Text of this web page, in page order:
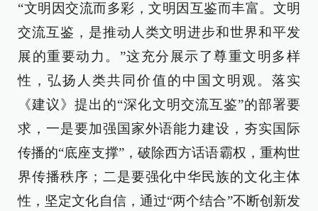
“文明因交流而多彩，文明因互鉴而丰富。文明
交流互鉴，是推动人类文明进步和世界和平发
展的重要动力。”这充分展示了尊重文明多样
性，弘扬人类共同价值的中国文明观。落实
《建议》提出的“深化文明交流互鉴”的部署要
求，一是要加强国家外语能力建设，夯实国际
传播的“底座支撑”，破除西方话语霸权，重构世
界传播秩序；二是要强化中华民族的文化主体
性，坚定文化自信，通过“两个结合”不断创新发